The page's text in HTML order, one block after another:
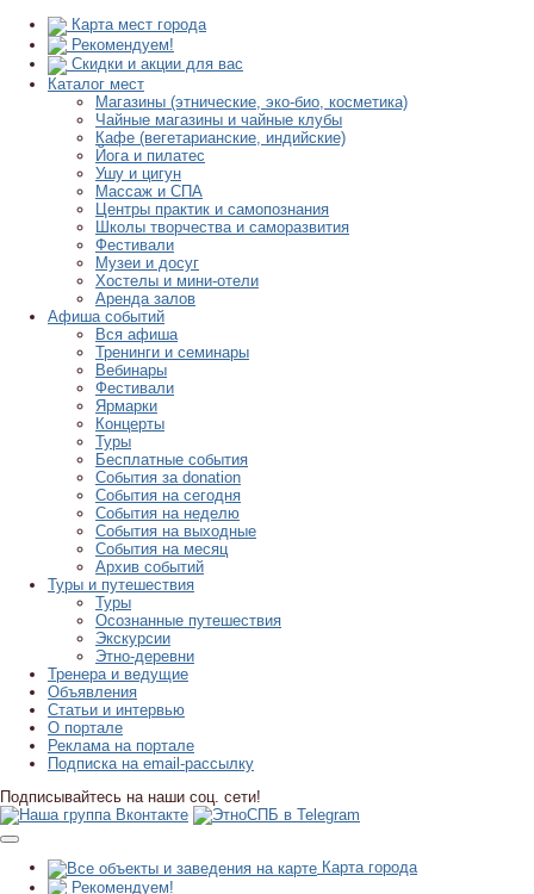
Карта мест города
Рекомендуем!
Скидки и акции для вас
Каталог мест
Магазины (этнические, эко-био, косметика)
Чайные магазины и чайные клубы
Кафе (вегетарианские, индийские)
Йога и пилатес
Ушу и цигун
Массаж и СПА
Центры практик и самопознания
Школы творчества и саморазвития
Фестивали
Музеи и досуг
Хостелы и мини-отели
Аренда залов
Афиша событий
Вся афиша
Тренинги и семинары
Вебинары
Фестивали
Ярмарки
Концерты
Туры
Бесплатные события
События за donation
События на сегодня
События на неделю
События на выходные
События на месяц
Архив событий
Туры и путешествия
Туры
Осознанные путешествия
Экскурсии
Этно-деревни
Тренера и ведущие
Объявления
Статьи и интервью
О портале
Реклама на портале
Подписка на email-рассылку
Подписывайтесь на наши соц. сети!
Карта города
Рекомендуем!